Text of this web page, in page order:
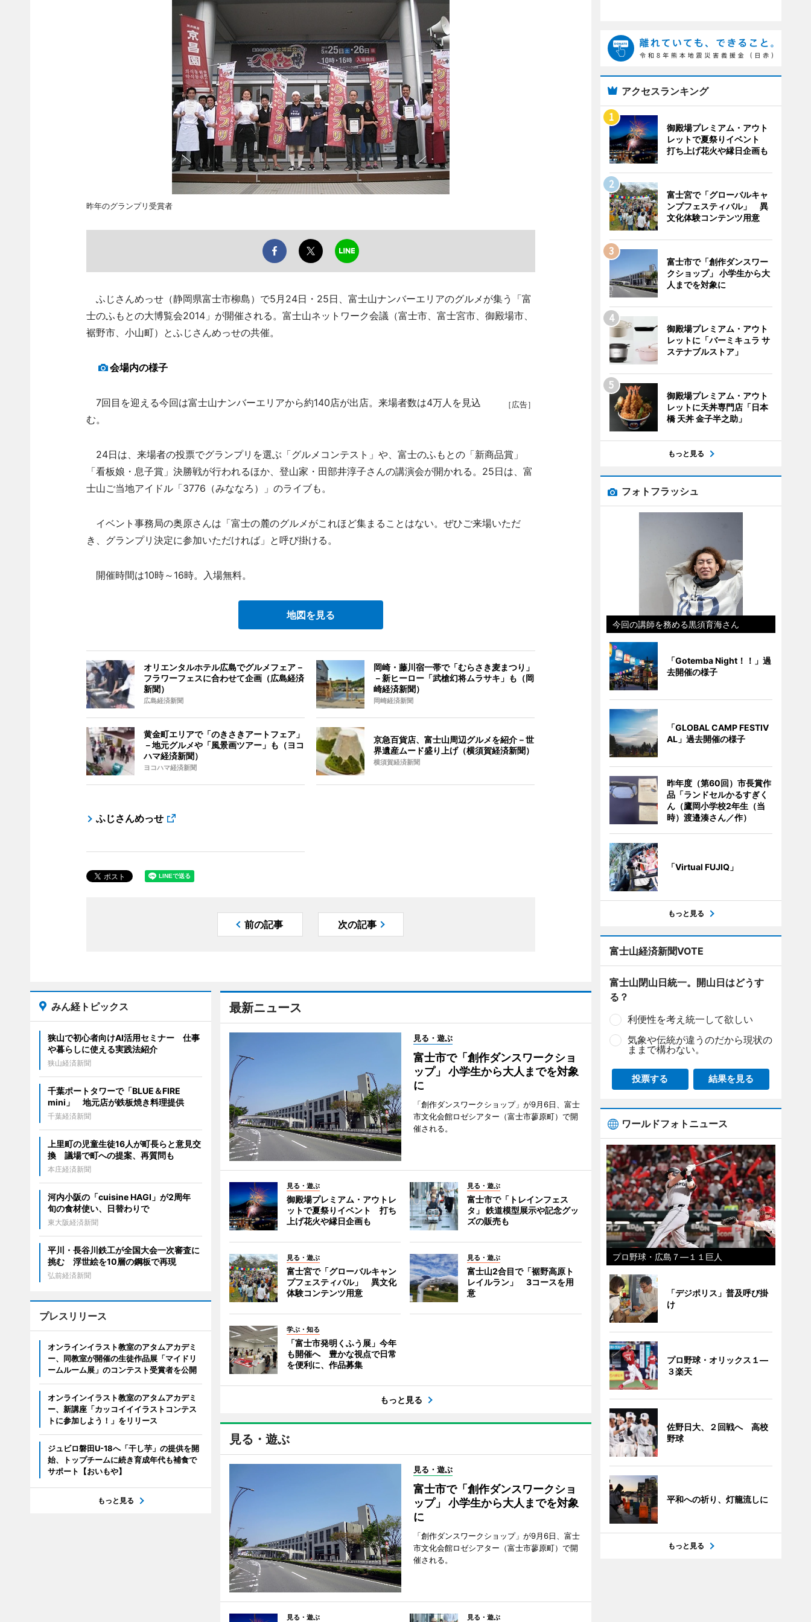
昨年のグランプリ受賞者
ふじさんめっせ（静岡県富士市柳島）で5月24日・25日、富士山ナンバーエリアのグルメが集う「富
士のふもとの大博覧会2014」が開催される。富士山ネットワーク会議（富士市、富士宮市、御殿場市、
裾野市、小山町）とふじさんめっせの共催。
会場内の様子
［広告］
7回目を迎える今回は富士山ナンバーエリアから約140店が出店。来場者数は4万人を見込
む。
24日は、来場者の投票でグランプリを選ぶ「グルメコンテスト」や、富士のふもとの「新商品賞」
「看板娘・息子賞」決勝戦が行われるほか、登山家・田部井淳子さんの講演会が開かれる。25日は、富
士山ご当地アイドル「3776（みななろ）」のライブも。
イベント事務局の奥原さんは「富士の麓のグルメがこれほど集まることはない。ぜひご来場いただ
き、グランプリ決定に参加いただければ」と呼び掛ける。
開催時間は10時～16時。入場無料。
地図を見る
オリエンタルホテル広島でグルメフェア－
フラワーフェスに合わせて企画（広島経済
新聞）
広島経済新聞
岡崎・藤川宿一帯で「むらさき麦まつり」
－新ヒーロー「武槍幻将ムラサキ」も（岡
崎経済新聞）
岡崎経済新聞
黄金町エリアで「のきさきアートフェア」
－地元グルメや「風景画ツアー」も（ヨコ
ハマ経済新聞）
ヨコハマ経済新聞
京急百貨店、富士山周辺グルメを紹介－世
界遺産ムード盛り上げ（横須賀経済新聞）
横須賀経済新聞
ふじさんめっせ
前の記事 次の記事
最新ニュース
見る・遊ぶ
富士市で「創作ダンスワークショ
ップ」 小学生から大人までを対象
に
「創作ダンスワークショップ」が9月6日、富士
市文化会館ロゼシアター（富士市蓼原町）で開
催される。
見る・遊ぶ
御殿場プレミアム・アウトレ
ットで夏祭りイベント 打ち
上げ花火や縁日企画も
見る・遊ぶ
富士市で「トレインフェス
タ」 鉄道模型展示や記念グッ
ズの販売も
見る・遊ぶ
富士宮で「グローバルキャン
プフェスティバル」 異文化
体験コンテンツ用意
見る・遊ぶ
富士山2合目で「裾野高原ト
レイルラン」 3コースを用
意
学ぶ・知る
「富士市発明くふう展」今年
も開催へ 豊かな視点で日常
を便利に、作品募集
もっと見る
見る・遊ぶ
見る・遊ぶ
富士市で「創作ダンスワークショ
ップ」 小学生から大人までを対象
に
「創作ダンスワークショップ」が9月6日、富士
市文化会館ロゼシアター（富士市蓼原町）で開
催される。
見る・遊ぶ 見る・遊ぶ
みん経トピックス
狭山で初心者向けAI活用セミナー 仕事
や暮らしに使える実践法紹介
狭山経済新聞
千葉ポートタワーで「BLUE＆FIRE
mini」 地元店が鉄板焼き料理提供
千葉経済新聞
上里町の児童生徒16人が町長らと意見交
換 議場で町への提案、再質問も
本庄経済新聞
河内小阪の「cuisine HAGI」が2周年
旬の食材使い、日替わりで
東大阪経済新聞
平川・長谷川鉄工が全国大会一次審査に
挑む 浮世絵を10層の鋼板で再現
弘前経済新聞
プレスリリース
オンラインイラスト教室のアタムアカデミ
ー、同教室が開催の生徒作品展「マイドリ
ームルーム展」のコンテスト受賞者を公開
オンラインイラスト教室のアタムアカデミ
ー、新講座「カッコイイイラストコンテス
トに参加しよう！」をリリース
ジュビロ磐田U-18へ「干し芋」の提供を開
始、トップチームに続き育成年代も補食で
サポート【おいもや】
もっと見る
アクセスランキング
御殿場プレミアム・アウト
レットで夏祭りイベント
打ち上げ花火や縁日企画も
富士宮で「グローバルキャ
ンプフェスティバル」 異
文化体験コンテンツ用意
富士市で「創作ダンスワー
クショップ」 小学生から大
人までを対象に
御殿場プレミアム・アウト
レットに「バーミキュラ サ
ステナブルストア」
御殿場プレミアム・アウト
レットに天丼専門店「日本
橋 天丼 金子半之助」
もっと見る
フォトフラッシュ
今回の講師を務める黒須育海さん
「Gotemba Night！！」過
去開催の様子
「GLOBAL CAMP FESTIV
AL」過去開催の様子
昨年度（第60回）市長賞作
品「ランドセルかるすぎく
ん（鷹岡小学校2年生（当
時）渡邉湊さん／作）
「Virtual FUJIQ」
もっと見る
富士山経済新聞VOTE
富士山閉山日統一。開山日はどうす
る？
利便性を考え統一して欲しい
気象や伝統が違うのだから現状の
ままで構わない。
投票する 結果を見る
ワールドフォトニュース
プロ野球・広島７―１１巨人
「デジポリス」普及呼び掛
け
プロ野球・オリックス１―
３楽天
佐野日大、２回戦へ 高校
野球
平和への祈り、灯籠流しに
もっと見る